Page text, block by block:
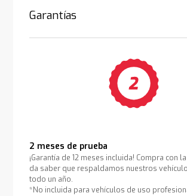
Garantías
2 meses de prueba
¡Garantía de 12 meses incluida! Compra con
da saber que respaldamos nuestros
todo un año.
*No incluida para vehículos de uso